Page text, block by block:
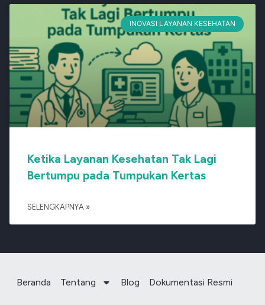
INOVASI LAYANAN KESEHATAN
Ketika Layanan Kesehatan Tak Lagi
Bertumpu pada Tumpukan Kertas
SELENGKAPNYA »
Beranda Tentang Blog Dokumentasi Resmi